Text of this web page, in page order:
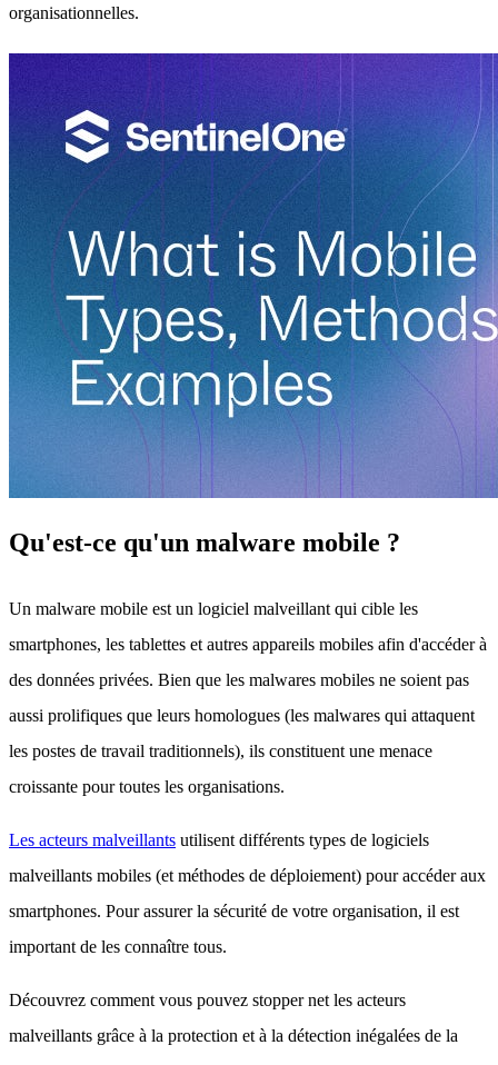
organisationnelles.
Qu'est-ce qu'un malware mobile ?
Un malware mobile est un logiciel malveillant qui cible les
smartphones, les tablettes et autres appareils mobiles afin d'accéder à
des données privées. Bien que les malwares mobiles ne soient pas
aussi prolifiques que leurs homologues (les malwares qui attaquent
les postes de travail traditionnels), ils constituent une menace
croissante pour toutes les organisations.
Les acteurs malveillants utilisent différents types de logiciels
malveillants mobiles (et méthodes de déploiement) pour accéder aux
smartphones. Pour assurer la sécurité de votre organisation, il est
important de les connaître tous.
Découvrez comment vous pouvez stopper net les acteurs
malveillants grâce à la protection et à la détection inégalées de la